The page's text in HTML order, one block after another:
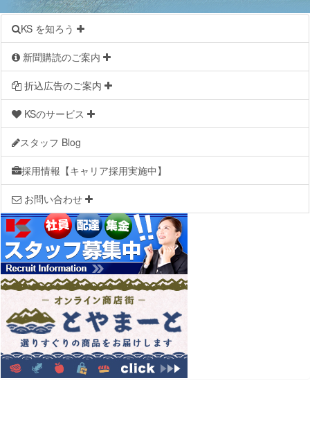
KS を知ろう
新聞購読のご案内
折込広告のご案内
KSのサービス
スタッフ Blog
採用情報【キャリア採用実施中】
お問い合わせ